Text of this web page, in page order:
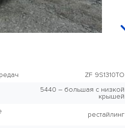
ZF 9S1310TO
5440 – большая с низкой
крышей
рестайлинг